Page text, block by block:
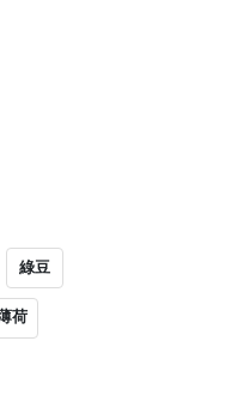
綠豆
荷